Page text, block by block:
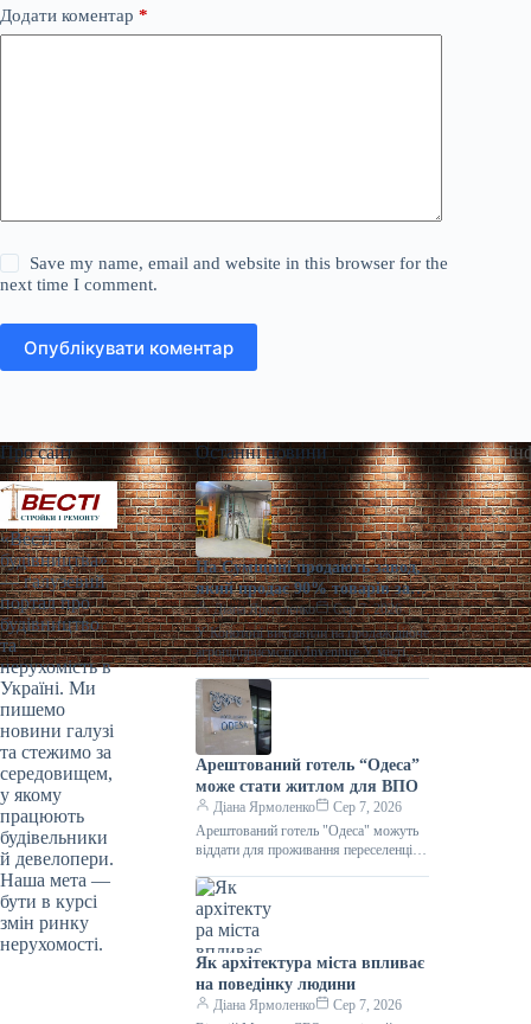
Додати коментар *
Save my name, email and website in this browser for the
next time I comment.
Опублікувати коментар
Про сайт
«Весті
будівництва»
— галузевий
портал про
будівництво
та
нерухомість в
Україні. Ми
пишемо
новини галузі
та стежимо за
середовищем,
у якому
працюють
будівельники
й девелопери.
Наша мета —
бути в курсі
змін ринку
нерухомості.
Останні новини
На Сумщині продають завод,
який продає 90% товарів за
кордон
Діана Ярмоленко
Сер 7, 2026
У Конотопі виставили на продаж діюче
агропідприємство/Inventure У місті
Конотоп Сумської області виставили
на продаж 100% корпоративних прав
діючого агропереробного
Арештований готель “Одеса”
може стати житлом для ВПО
Діана Ярмоленко
Сер 7, 2026
Арештований готель "Одеса" можуть
віддати для проживання переселенців /
може стати першим арештованим
об’єктом нерухомості,
Як архітектура міста впливає
на поведінку людини
Діана Ярмоленко
Сер 7, 2026